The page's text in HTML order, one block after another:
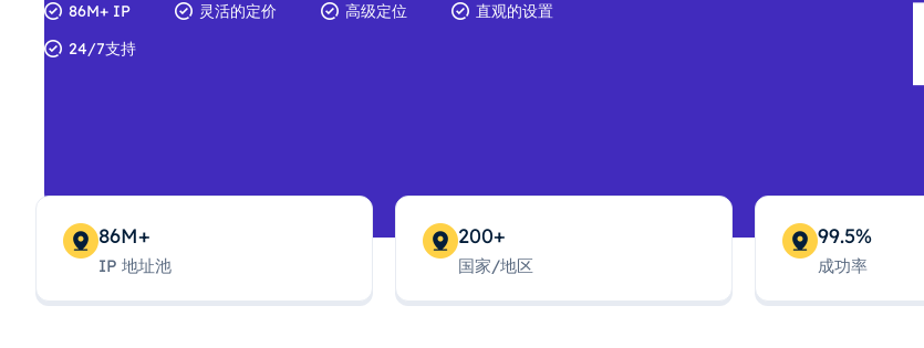
86M+ IP 灵活的定价 高级定位
直观的设置
24/7支持
86M+
IP 地址池
200+
国家/地区
99.5%
成功率